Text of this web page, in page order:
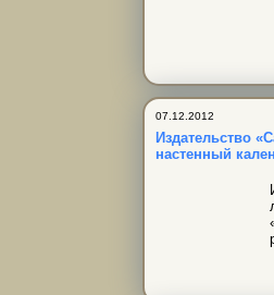
07.12.2012
Издательство
настенный